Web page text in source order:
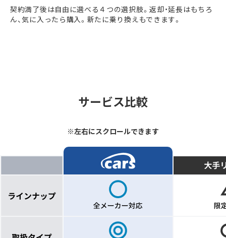
契約満了後は自由に選べる４つの選択肢。返却・延長はもちろ
ん、気に入ったら購入。新たに乗り換えもできます。
サービス比較
※左右にスクロールできます